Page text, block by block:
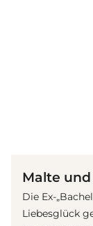
Malte
Die Ex-
Liebesglück